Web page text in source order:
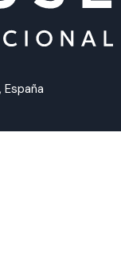
España